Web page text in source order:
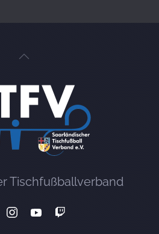
Tischfußballverband